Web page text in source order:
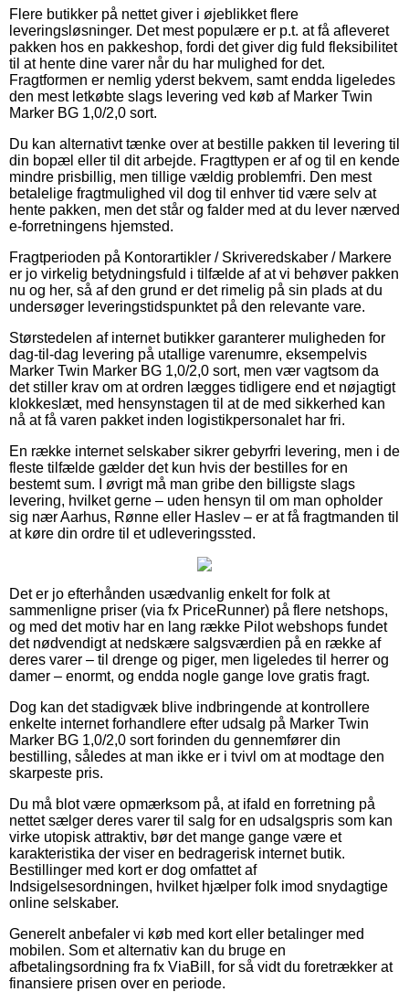
Flere butikker på nettet giver i øjeblikket flere
leveringsløsninger. Det mest populære er p.t. at få afleveret
pakken hos en pakkeshop, fordi det giver dig fuld fleksibilitet
til at hente dine varer når du har mulighed for det.
Fragtformen er nemlig yderst bekvem, samt endda ligeledes
den mest letkøbte slags levering ved køb af Marker Twin
Marker BG 1,0/2,0 sort.
Du kan alternativt tænke over at bestille pakken til levering til
din bopæl eller til dit arbejde. Fragttypen er af og til en kende
mindre prisbillig, men tillige vældig problemfri. Den mest
betalelige fragtmulighed vil dog til enhver tid være selv at
hente pakken, men det står og falder med at du lever nærved
e-forretningens hjemsted.
Fragtperioden på Kontorartikler / Skriveredskaber / Markere
er jo virkelig betydningsfuld i tilfælde af at vi behøver pakken
nu og her, så af den grund er det rimelig på sin plads at du
undersøger leveringstidspunktet på den relevante vare.
Størstedelen af internet butikker garanterer muligheden for
dag-til-dag levering på utallige varenumre, eksempelvis
Marker Twin Marker BG 1,0/2,0 sort, men vær vagtsom da
det stiller krav om at ordren lægges tidligere end et nøjagtigt
klokkeslæt, med hensynstagen til at de med sikkerhed kan
nå at få varen pakket inden logistikpersonalet har fri.
En række internet selskaber sikrer gebyrfri levering, men i de
fleste tilfælde gælder det kun hvis der bestilles for en
bestemt sum. I øvrigt må man gribe den billigste slags
levering, hvilket gerne – uden hensyn til om man opholder
sig nær Aarhus, Rønne eller Haslev – er at få fragtmanden til
at køre din ordre til et udleveringssted.
Det er jo efterhånden usædvanlig enkelt for folk at
sammenligne priser (via fx PriceRunner) på flere netshops,
og med det motiv har en lang række Pilot webshops fundet
det nødvendigt at nedskære salgsværdien på en række af
deres varer – til drenge og piger, men ligeledes til herrer og
damer – enormt, og endda nogle gange love gratis fragt.
Dog kan det stadigvæk blive indbringende at kontrollere
enkelte internet forhandlere efter udsalg på Marker Twin
Marker BG 1,0/2,0 sort forinden du gennemfører din
bestilling, således at man ikke er i tvivl om at modtage den
skarpeste pris.
Du må blot være opmærksom på, at ifald en forretning på
nettet sælger deres varer til salg for en udsalgspris som kan
virke utopisk attraktiv, bør det mange gange være et
karakteristika der viser en bedragerisk internet butik.
Bestillinger med kort er dog omfattet af
Indsigelsesordningen, hvilket hjælper folk imod snydagtige
online selskaber.
Generelt anbefaler vi køb med kort eller betalinger med
mobilen. Som et alternativ kan du bruge en
afbetalingsordning fra fx ViaBill, for så vidt du foretrækker at
finansiere prisen over en periode.